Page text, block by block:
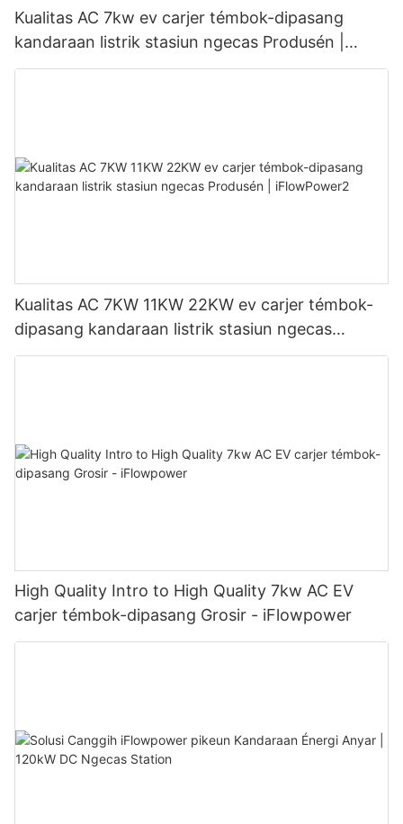
Kualitas AC 7kw ev carjer témbok-dipasang
kandaraan listrik stasiun ngecas Produsén |
iFlowPower3
Kualitas AC 7KW 11KW 22KW ev carjer témbok-
dipasang kandaraan listrik stasiun ngecas
Produsén | iFlowPower2
High Quality Intro to High Quality 7kw AC EV
carjer témbok-dipasang Grosir - iFlowpower